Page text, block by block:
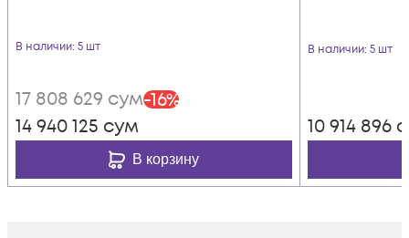
В наличии: 5 шт
17 808 629 сум-16%
14 940 125 сум
В корзину
В наличии: 5 шт
10 914 896